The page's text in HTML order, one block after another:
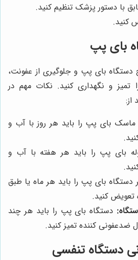
با دستور پزشک تنظیم کنید.
کنید.
بای پپ
بای پپ و جلوگیری از عفونت،
تمیز و نگهداری کنید. نکات مهم در
از:
ماسک بای پپ را باید هر روز با آب و
بای پپ را باید هر هفته با آب و
دستگاه بای پپ را باید هر ماه یا طبق
تعویض کنید.
دستگاه بای پپ را باید هر چند
ضدعفونی کننده تمیز کنید.
دستگاه تنفسی